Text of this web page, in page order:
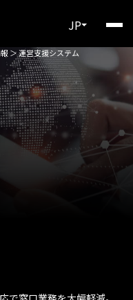
JP
＞運営支援システム